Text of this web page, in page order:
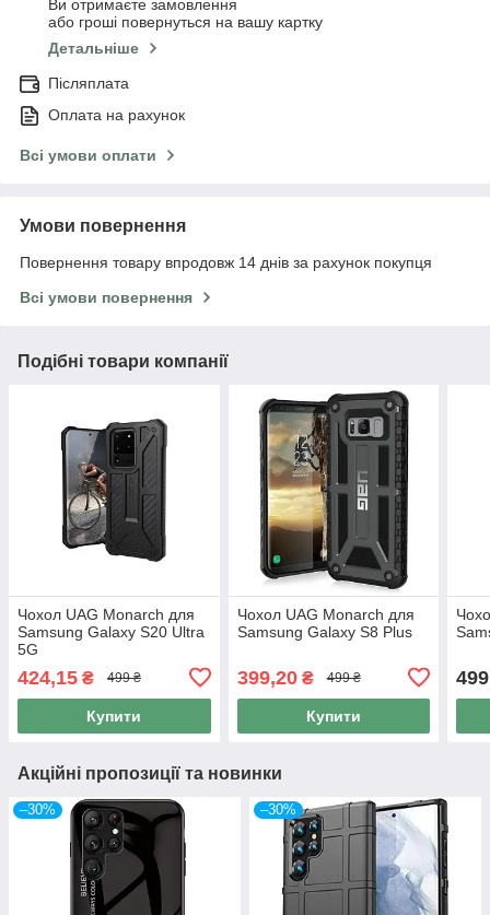
Ви отримаєте замовлення
або гроші повернуться на вашу картку
Детальніше
Післяплата
Оплата на рахунок
Всі умови оплати
Умови повернення
Повернення товару впродовж 14 днів за рахунок покупця
Всі умови повернення
Подібні товари компанії
Чохол UAG Monarch для
Samsung Galaxy S20 Ultra
5G
424,15 ₴ 499 ₴
Купити
Чохол UAG Monarch для
Samsung Galaxy S8 Plus
399,20₴ 499 ₴
Купити
499
Акційні пропозиції та новинки
–30% –30%